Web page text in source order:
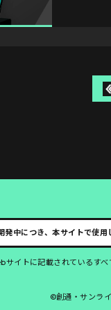
発中につき、本サイトで使用
サイトに記載されているすべ
©創通・サンラ